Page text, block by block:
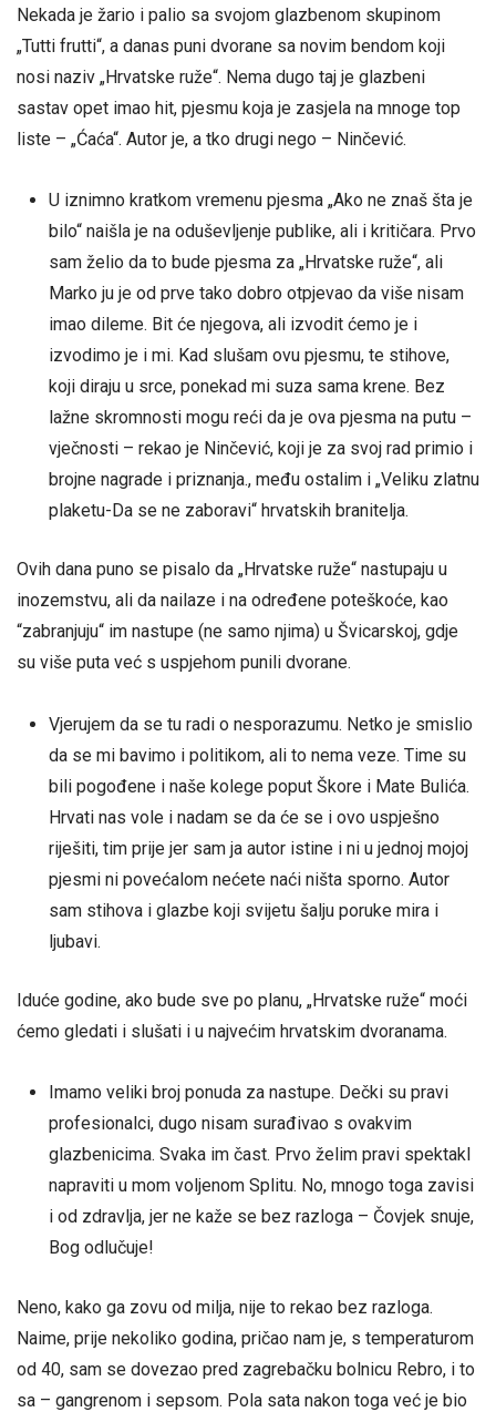
Nekada je žario i palio sa svojom glazbenom skupinom
„Tutti frutti“, a danas puni dvorane sa novim bendom koji
nosi naziv „Hrvatske ruže“. Nema dugo taj je glazbeni
sastav opet imao hit, pjesmu koja je zasjela na mnoge top
liste – „Ćaća“. Autor je, a tko drugi nego – Ninčević.
U iznimno kratkom vremenu pjesma „Ako ne znaš šta je
bilo“ naišla je na oduševljenje publike, ali i kritičara. Prvo
sam želio da to bude pjesma za „Hrvatske ruže“, ali
Marko ju je od prve tako dobro otpjevao da više nisam
imao dileme. Bit će njegova, ali izvodit ćemo je i
izvodimo je i mi. Kad slušam ovu pjesmu, te stihove,
koji diraju u srce, ponekad mi suza sama krene. Bez
lažne skromnosti mogu reći da je ova pjesma na putu –
vječnosti – rekao je Ninčević, koji je za svoj rad primio i
brojne nagrade i priznanja., među ostalim i „Veliku zlatnu
plaketu-Da se ne zaboravi“ hrvatskih branitelja.
Ovih dana puno se pisalo da „Hrvatske ruže“ nastupaju u
inozemstvu, ali da nailaze i na određene poteškoće, kao
“zabranjuju“ im nastupe (ne samo njima) u Švicarskoj, gdje
su više puta već s uspjehom punili dvorane.
Vjerujem da se tu radi o nesporazumu. Netko je smislio
da se mi bavimo i politikom, ali to nema veze. Time su
bili pogođene i naše kolege poput Škore i Mate Bulića.
Hrvati nas vole i nadam se da će se i ovo uspješno
riješiti, tim prije jer sam ja autor istine i ni u jednoj mojoj
pjesmi ni povećalom nećete naći ništa sporno. Autor
sam stihova i glazbe koji svijetu šalju poruke mira i
ljubavi.
Iduće godine, ako bude sve po planu, „Hrvatske ruže“ moći
ćemo gledati i slušati i u najvećim hrvatskim dvoranama.
Imamo veliki broj ponuda za nastupe. Dečki su pravi
profesionalci, dugo nisam surađivao s ovakvim
glazbenicima. Svaka im čast. Prvo želim pravi spektakl
napraviti u mom voljenom Splitu. No, mnogo toga zavisi
i od zdravlja, jer ne kaže se bez razloga – Čovjek snuje,
Bog odlučuje!
Neno, kako ga zovu od milja, nije to rekao bez razloga.
Naime, prije nekoliko godina, pričao nam je, s temperaturom
od 40, sam se dovezao pred zagrebačku bolnicu Rebro, i to
sa – gangrenom i sepsom. Pola sata nakon toga već je bio